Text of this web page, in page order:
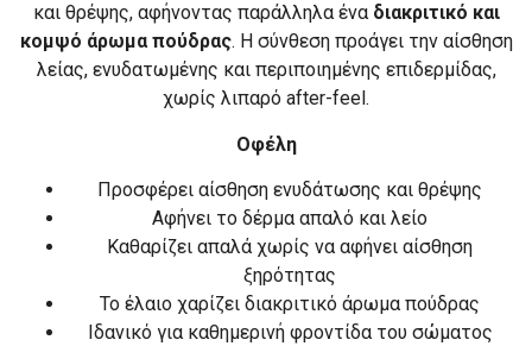
και θρέψης, αφήνοντας παράλληλα ένα διακριτικό και
κομψό άρωμα πούδρας. Η σύνθεση προάγει την αίσθηση
λείας, ενυδατωμένης και περιποιημένης επιδερμίδας,
χωρίς λιπαρό after-feel.
Οφέλη
Προσφέρει αίσθηση ενυδάτωσης και θρέψης
Αφήνει το δέρμα απαλό και λείο
Καθαρίζει απαλά χωρίς να αφήνει αίσθηση
ξηρότητας
Το έλαιο χαρίζει διακριτικό άρωμα πούδρας
Ιδανικό για καθημερινή φροντίδα του σώματος